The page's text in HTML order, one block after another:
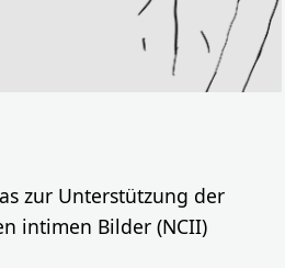
zur Unterstützung der
intimen Bilder (NCII)